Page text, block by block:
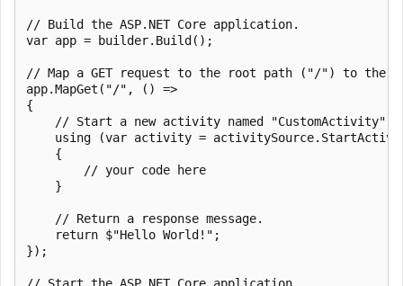
// Build the ASP.NET Core application.
var app = builder.Build();
// Map a GET request to the root path ("/") to the
app.MapGet("/", () =>
{
// Start a new activity named
using (var activity =
    {
        // your code here
    }
    // Return a response message.
    return $"Hello World!";
});
// Start the ASP.NET Core application.